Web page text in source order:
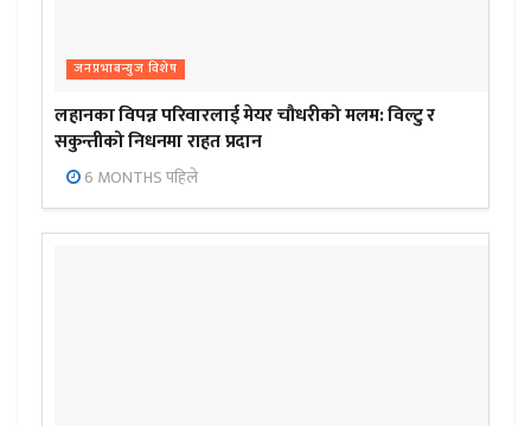
जनप्रभाबन्युज विशेष
लहानका विपन्न परिवारलाई मेयर चौधरीको मलम: विल्टु र
सकुन्तीको निधनमा राहत प्रदान
6 MONTHS पहिले